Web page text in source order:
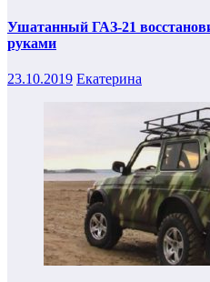
Ушатанный ГАЗ-21
руками
23.10.2019 Екатерина